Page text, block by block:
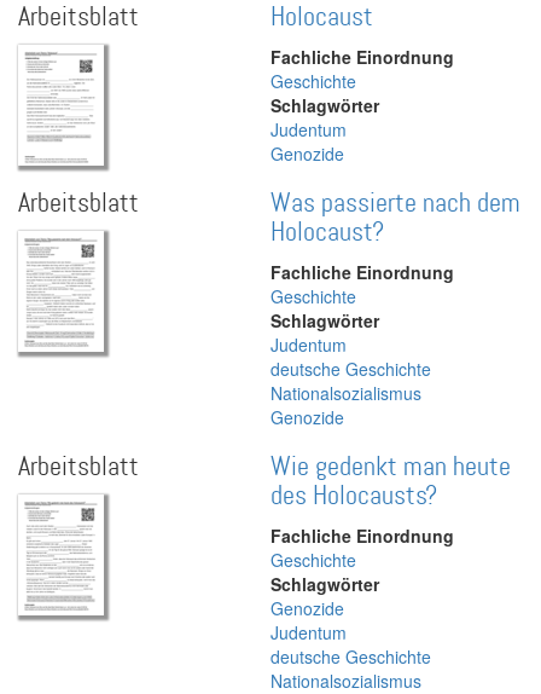
Arbeitsblatt Holocaust
Fachliche Einordnung
Geschichte
Schlagwörter
Judentum
Genozide
Arbeitsblatt
Was passierte nach dem
Holocaust?
Fachliche Einordnung
Geschichte
Schlagwörter
Judentum
deutsche Geschichte
Nationalsozialismus
Genozide
Arbeitsblatt
Wie gedenkt man heute
des Holocausts?
Fachliche Einordnung
Geschichte
Schlagwörter
Genozide
Judentum
deutsche Geschichte
Nationalsozialismus